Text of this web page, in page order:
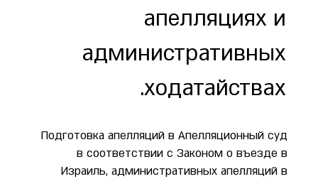
апелляциях и
административных
ходатайствах.
Подготовка апелляций в Апелляционный суд
в соответствии с Законом о въезде в
Израиль, административных апелляций в